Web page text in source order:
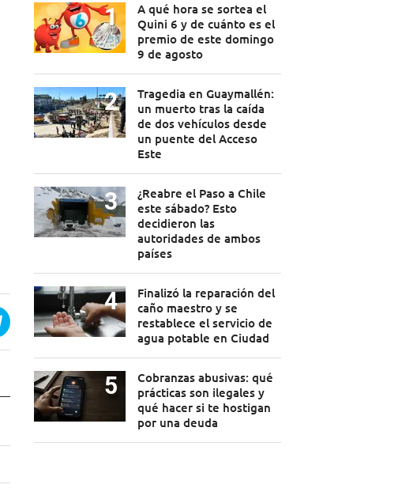
A qué hora se sortea el
Quini 6 y de cuánto es el
premio de este domingo
9 de agosto
Tragedia en Guaymallén:
un muerto tras la caída
de dos vehículos desde
un puente del Acceso
Este
¿Reabre el Paso a Chile
este sábado? Esto
decidieron las
autoridades de ambos
países
Finalizó la reparación del
caño maestro y se
restablece el servicio de
agua potable en Ciudad
Cobranzas abusivas: qué
prácticas son ilegales y
qué hacer si te hostigan
por una deuda